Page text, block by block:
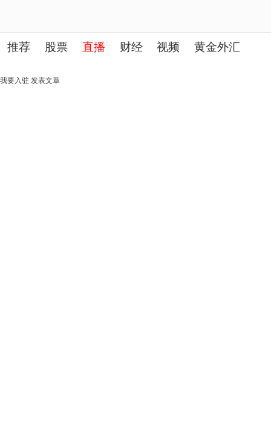
推荐 股票 直播 财经 视频 黄金外汇
理财 行业
我要入驻 发表文章